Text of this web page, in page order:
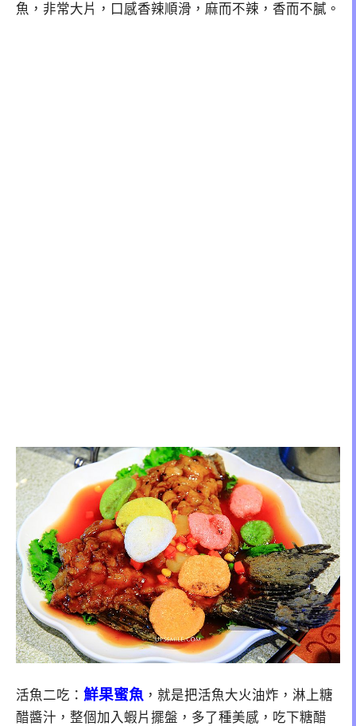
魚，非常大片，口感香辣順滑，麻而不辣，香而不膩。
活魚二吃： 鮮果蜜魚 ，就是把活魚大火油炸，淋上糖
醋醬汁，整個加入蝦片擺盤，多了種美感，吃下糖醋